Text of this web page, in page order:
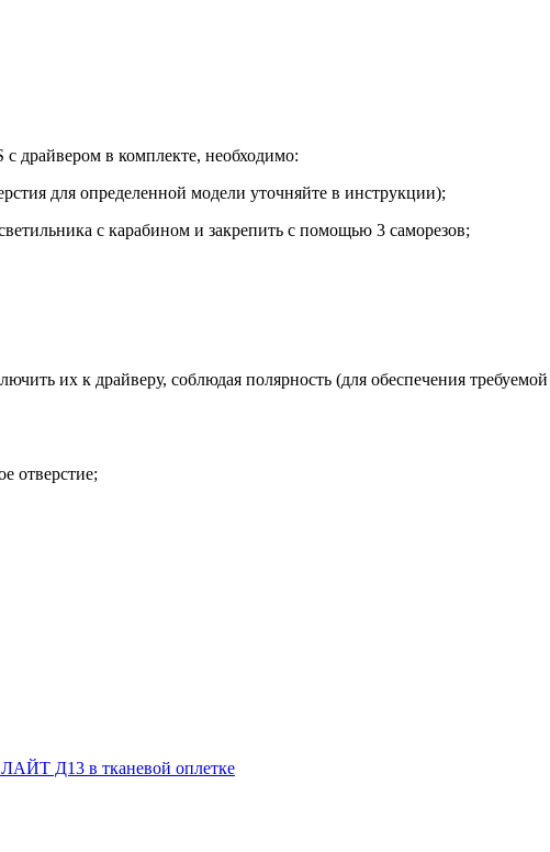
драйвером в комплекте, необходимо:
для определенной модели уточняйте в инструкции);
с карабином и закрепить с помощью 3 саморезов;
их к драйверу, соблюдая полярность (для обеспечения
отверстие;
Д13 в тканевой оплетке